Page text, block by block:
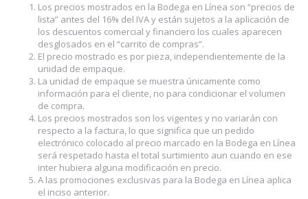
Los precios mostrados en la Bodega en Línea son “precios de
lista” antes del 16% del IVA y están sujetos a la aplicación de
los descuentos comercial y financiero los cuales aparecen
desglosados en el “carrito de compras”.
El precio mostrado es por pieza, independientemente de la
unidad de empaque.
La unidad de empaque se muestra únicamente como
información para el cliente, no para condicionar el volumen
de compra.
Los precios mostrados son los vigentes y no variarán con
respecto a la factura, lo que significa que un pedido
electrónico colocado al precio marcado en la Bodega en Línea
será respetado hasta el total surtimiento aun cuando en ese
inter hubiera alguna modificación en precio.
A las promociones exclusivas para la Bodega en Línea aplica
el inciso anterior.